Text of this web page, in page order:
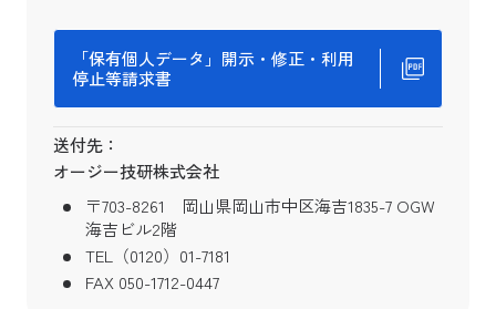
「保有個人データ」開示・修正・利用
停止等請求書
送付先：
オージー技研株式会社
〒703-8261 岡山県岡山市中区海吉1835-7 OGW
海吉ビル2階
TEL（0120）01-7181
FAX 050-1712-0447